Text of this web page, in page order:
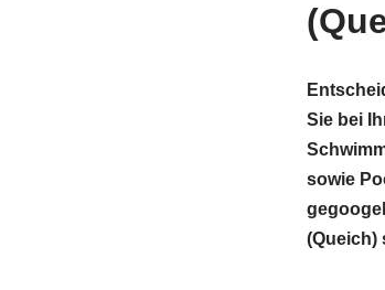
Sie bei
sowie
(Queich)